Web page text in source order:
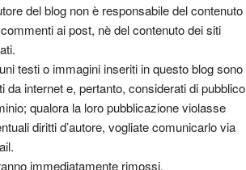
del blog non è responsabile del contenuto
ai post, nè del contenuto dei siti
testi o immagini inseriti in questo blog sono
da internet e, pertanto, considerati di pubblico
qualora la loro pubblicazione violasse
diritti d’autore, vogliate comunicarlo via
immediatamente rimossi.